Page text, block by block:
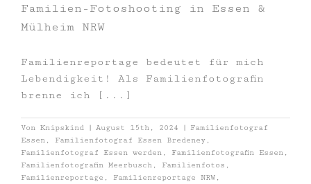
Familien-Fotoshooting in Essen &
Mülheim NRW
Familienreportage bedeutet für mich
Lebendigkeit! Als Familienfotografin
brenne ich [...]
Von Knipskind | August 15th, 2024 |
Familienfotograf
Essen
Familienfotograf Essen Bredeney
Familienfotograf Essen werden
Familienfotografin Essen
Familienfotografin Meerbusch
Familienfotos
Familienreportage
Familienreportage NRW